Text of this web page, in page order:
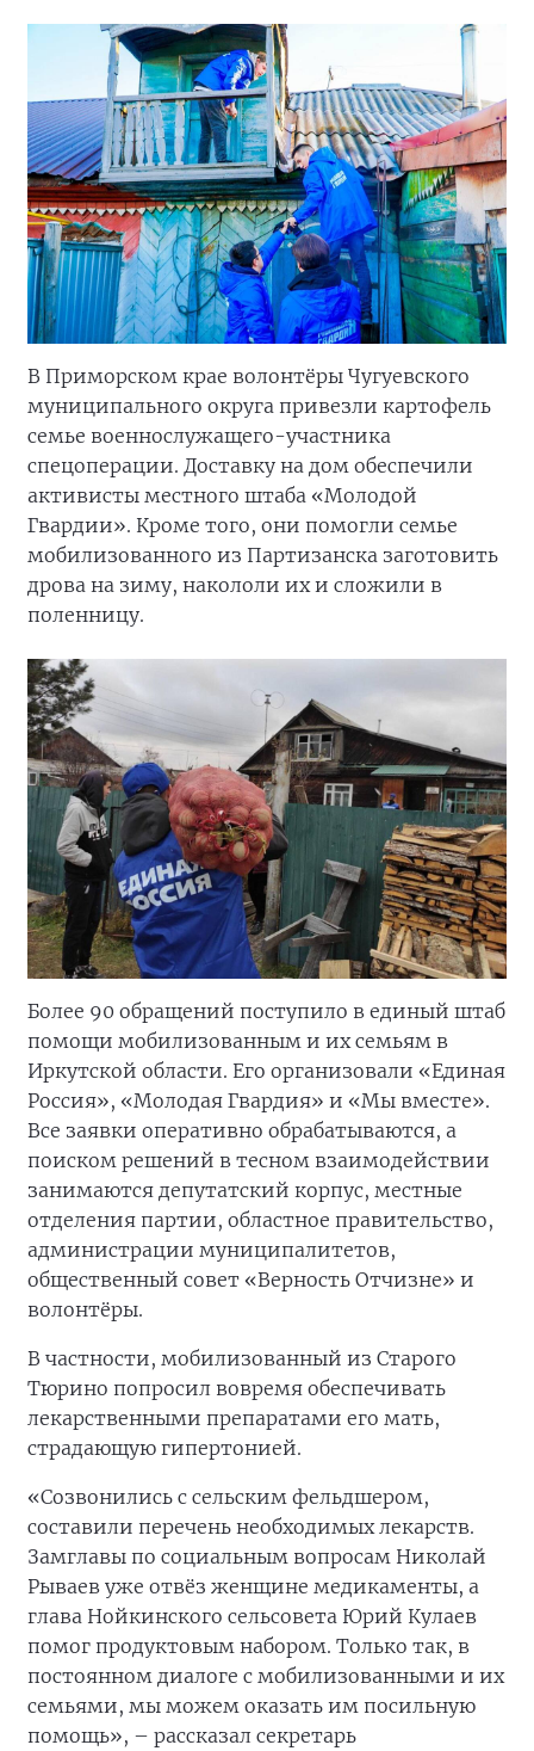
В Приморском крае волонтёры Чугуевского
муниципального округа привезли картофель
семье военнослужащего-участника
спецоперации. Доставку на дом обеспечили
активисты местного штаба «Молодой
Гвардии». Кроме того, они помогли семье
мобилизованного из Партизанска заготовить
дрова на зиму, накололи их и сложили в
поленницу.
Более 90 обращений поступило в единый штаб
помощи мобилизованным и их семьям в
Иркутской области. Его организовали «Единая
Россия», «Молодая Гвардия» и «Мы вместе».
Все заявки оперативно обрабатываются, а
поиском решений в тесном взаимодействии
занимаются депутатский корпус, местные
отделения партии, областное правительство,
администрации муниципалитетов,
общественный совет «Верность Отчизне» и
волонтёры.
В частности, мобилизованный из Старого
Тюрино попросил вовремя обеспечивать
лекарственными препаратами его мать,
страдающую гипертонией.
«Созвонились с сельским фельдшером,
составили перечень необходимых лекарств.
Замглавы по социальным вопросам Николай
Рываев уже отвёз женщине медикаменты, а
глава Нойкинского сельсовета Юрий Кулаев
помог продуктовым набором. Только так, в
постоянном диалоге с мобилизованными и их
семьями, мы можем оказать им посильную
помощь», – рассказал секретарь